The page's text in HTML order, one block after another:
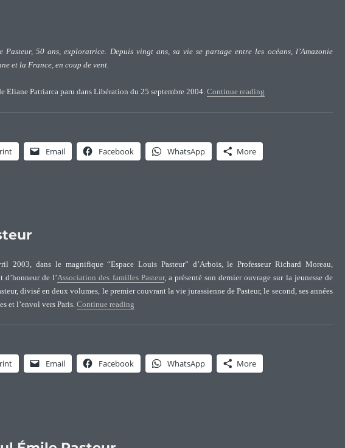
Pasteur, 50 ans, exploratrice. Depuis vingt ans, sa vie se partage entre les océans, l’Amazonie
et la France, en coup de vent.
Eliane Patriarca paru dans Libération du 25 septembre 2004. Continue reading“Jéromine Pasteur”
Email Facebook WhatsApp More
2003, dans le magnifique “Espace Louis Pasteur” d’Arbois, le Professeur Richard Moreau,
d’honneur de l’Association des familles Pasteur, a présenté son dernier ouvrage sur la jeunesse de
divisé en deux volumes, le premier couvrant la vie jurassienne de Pasteur, le second, ses années
et l’envol vers Paris. Continue reading“La jeunesse de Louis Pasteur”
Email Facebook WhatsApp More